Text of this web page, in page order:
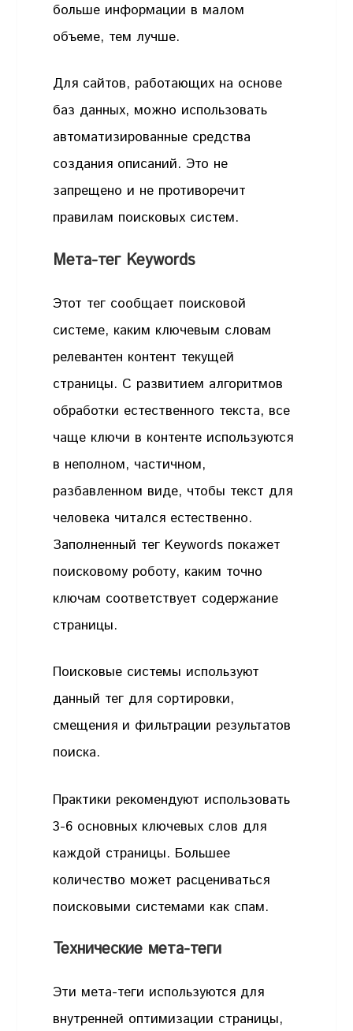
больше информации в малом
объеме, тем лучше.
Для сайтов, работающих на основе
баз данных, можно использовать
автоматизированные средства
создания описаний. Это не
запрещено и не противоречит
правилам поисковых систем.
Мета-тег Keywords
Этот тег сообщает поисковой
системе, каким ключевым словам
релевантен контент текущей
страницы. С развитием алгоритмов
обработки естественного текста, все
чаще ключи в контенте используются
в неполном, частичном,
разбавленном виде, чтобы текст для
человека читался естественно.
Заполненный тег Keywords покажет
поисковому роботу, каким точно
ключам соответствует содержание
страницы.
Поисковые системы используют
данный тег для сортировки,
смещения и фильтрации результатов
поиска.
Практики рекомендуют использовать
3-6 основных ключевых слов для
каждой страницы. Большее
количество может расцениваться
поисковыми системами как спам.
Технические мета-теги
Эти мета-теги используются для
внутренней оптимизации страницы,